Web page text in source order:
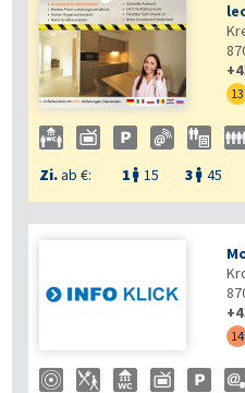
13
Zi.ab €: 1  15 3  45
14